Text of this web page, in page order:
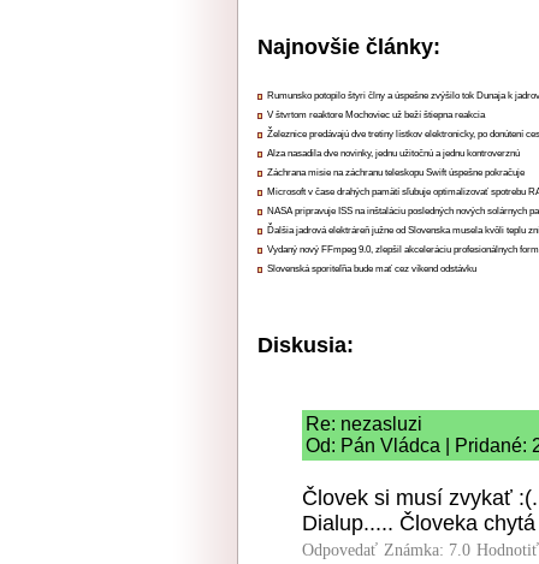
Najnovšie články:
Rumunsko potopilo štyri člny a úspešne zvýšilo tok Dunaja k
V štvrtom reaktore Mochoviec už beží štiepna reakcia
Železnice predávajú dve tretiny lístkov elektronicky, po donútení
Alza nasadila dve novinky, jednu užitočnú a jednu kontroverznú
Záchrana misie na záchranu teleskopu Swift úspešne pokračuje
Microsoft v čase drahých pamätí sľubuje optimalizovať spotrebu
NASA pripravuje ISS na inštaláciu posledných nových solárnych
Ďalšia jadrová elektráreň južne od Slovenska musela kvôli teplu
Vydaný nový FFmpeg 9.0, zlepšil akceleráciu profesionálnych
Slovenská sporiteľňa bude mať cez víkend odstávku
Diskusia:
Re: nezasluzi
Od: Pán Vládca | Pridané:
Človek si musí zvykať
Dialup..... Človeka
Odpovedať Známka: 7.0